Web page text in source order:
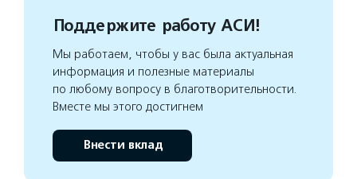
Поддержите работу АСИ!
Мы работаем, чтобы у вас была актуальная
информация и полезные материалы
по любому вопросу в благотворительности.
Вместе мы этого достигнем
Внести вклад